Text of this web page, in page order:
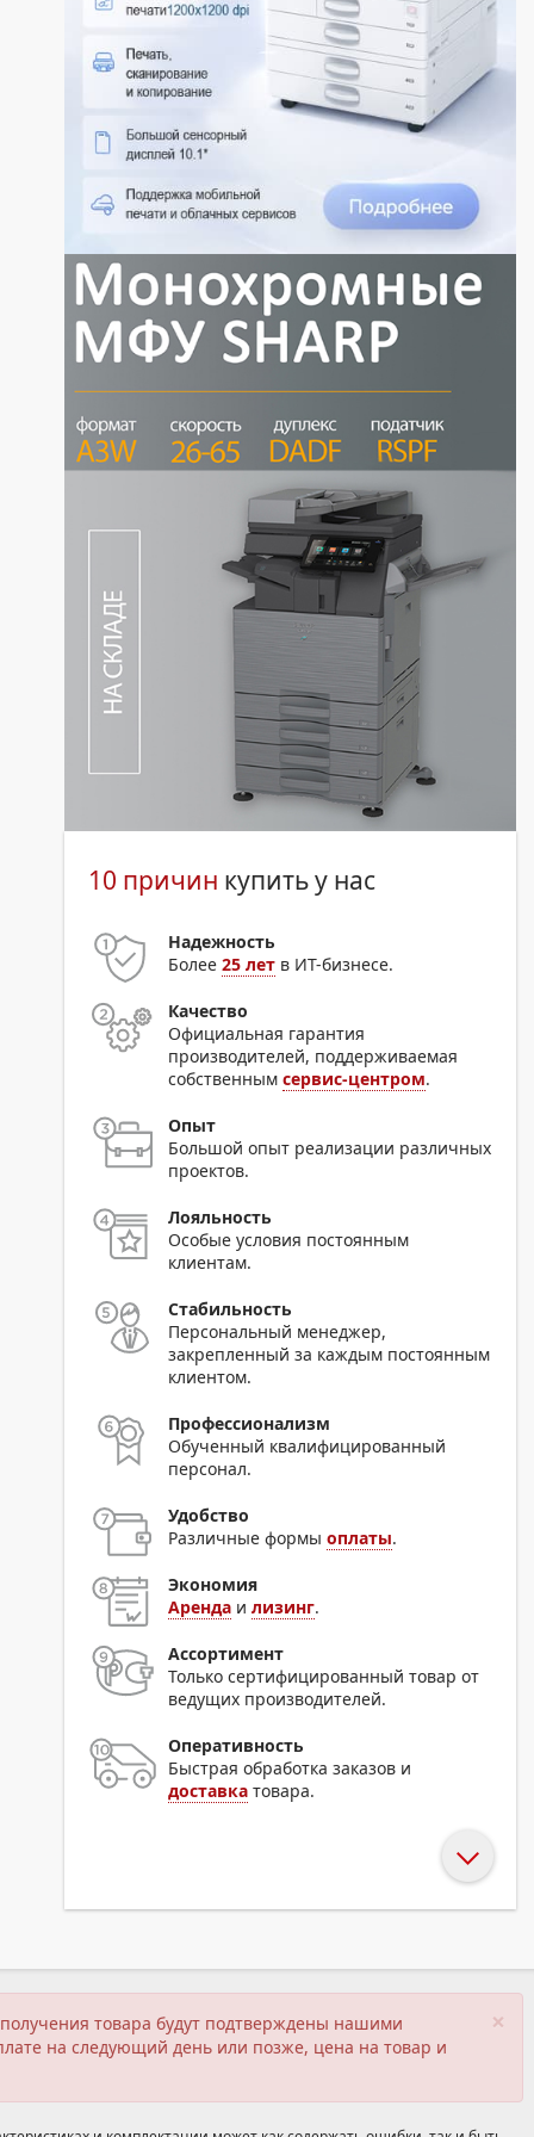
10 причин купить у нас
Надежность
Более25 лет в ИТ-бизнесе.
Качество
Официальная гарантия
производителей, поддерживаемая
собственнымсервис-центром.
Опыт
Большой опыт реализации различных
проектов.
Лояльность
Особые условия постоянным
клиентам.
Стабильность
Персональный менеджер,
закрепленный за каждым постоянным
клиентом.
Профессионализм
Обученный квалифицированный
персонал.
Удобство
Различные формыоплаты.
Экономия
Аренда илизинг.
Ассортимент
Только сертифицированный товар от
ведущих производителей.
Оперативность
Быстрая обработка заказов и
доставка товара.
×
товара будут подтверждены нашими
на следующий день или позже, цена на товар и